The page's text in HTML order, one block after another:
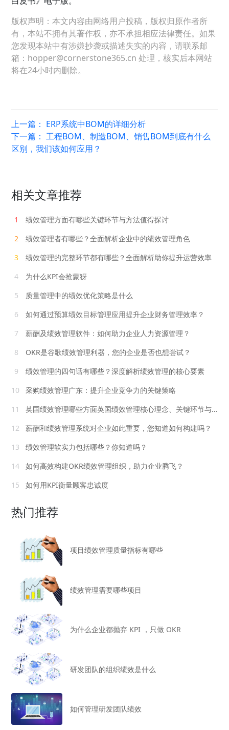
版权声明：本文内容由网络用户投稿，版权归原作者所
有，本站不拥有其著作权，亦不承担相应法律责任。如果
您发现本站中有涉嫌抄袭或描述失实的内容，请联系邮
箱：hopper@cornerstone365.cn 处理，核实后本网站
将在24小时内删除。
上一篇： ERP系统中BOM的详细分析
下一篇：工程BOM、制造BOM、销售BOM到底有什么
区别，我们该如何应用？
相关文章推荐
1
绩效管理方面有哪些关键环节与方法值得探讨
2
绩效管理者有哪些？全面解析企业中的绩效管理角色
3
绩效管理的完整环节都有哪些？全面解析助你提升运营效率
4
为什么KPI会抢蒙犽
5
质量管理中的绩效优化策略是什么
6
如何通过预算绩效目标管理应用提升企业财务管理效率？
7
薪酬及绩效管理软件：如何助力企业人力资源管理？
8
OKR是谷歌绩效管理利器，您的企业是否也想尝试？
9
绩效管理的四句话有哪些？深度解析绩效管理的核心要素
10
采购绩效管理广东：提升企业竞争力的关键策略
11
英国绩效管理哪些方面英国绩效管理核心理念、关键环节与特色实践全解析
12
薪酬和绩效管理系统对企业如此重要，您知道如何构建吗？
13
绩效管理软实力包括哪些？你知道吗？
14
如何高效构建OKR绩效管理组织，助力企业腾飞？
15
如何用KPI衡量顾客忠诚度
热门推荐
项目绩效管理质量指标有哪些
绩效管理需要哪些项目
为什么企业都抛弃 KPI ，只做 OKR
研发团队的组织绩效是什么
如何管理研发团队绩效